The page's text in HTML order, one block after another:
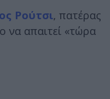
Ρούτσι, πατέρας
να απαιτεί «τώρα